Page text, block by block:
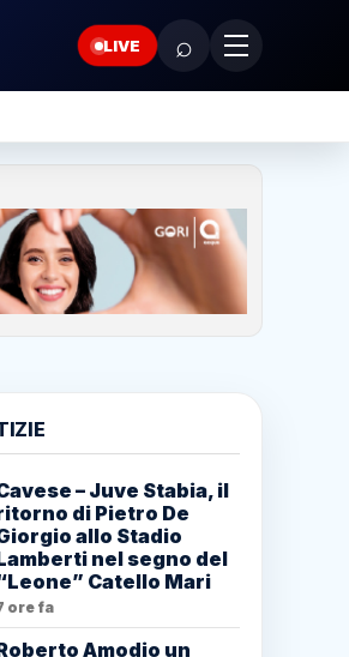
LIVE ⌕
– Juve Stabia, il
di Pietro De
allo Stadio
nel segno del
Catello Mari
ore fa
Amodio un